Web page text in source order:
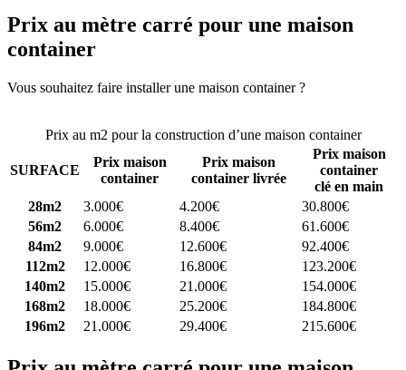
Prix au mètre carré pour une maison
container
Vous souhaitez faire installer une maison container ?
Prix au m2 pour la construction d’une maison container
SURFACE
Prix maison
container
Prix maison
container livrée
Prix maison
container
clé en main
28m2
3.000€ 4.200€
30.800€
56m2
6.000€ 8.400€
61.600€
84m2
9.000€ 12.600€
92.400€
112m2
12.000€ 16.800€
123.200€
140m2
15.000€ 21.000€
154.000€
168m2
18.000€ 25.200€
184.800€
196m2
21.000€ 29.400€ 215.600€